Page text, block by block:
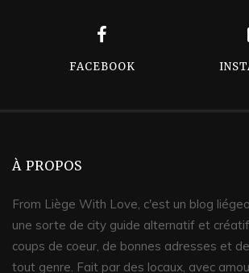
FACEBOOK
À PROPOS
From Liège With Love, c'est un blog
une sorte de city guide alternatif et
coups de coeur, de bonnes adresses et
tout genre. Fait par des locaux, avec